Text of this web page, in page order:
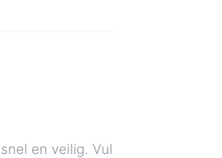
en veilig. Vul